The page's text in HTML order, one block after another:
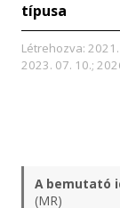
típusa
Létrehozva:
2023. 07. 10.;
A bemutató
(MR)